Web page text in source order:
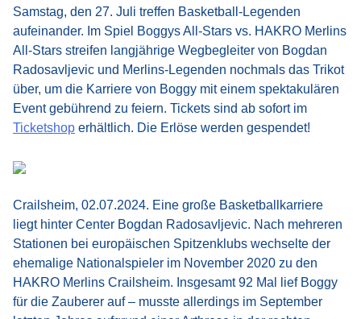
Samstag, den 27. Juli treffen Basketball-Legenden
aufeinander. Im Spiel Boggys All-Stars vs. HAKRO Merlins
All-Stars streifen langjährige Wegbegleiter von Bogdan
Radosavljevic und Merlins-Legenden nochmals das Trikot
über, um die Karriere von Boggy mit einem spektakulären
Event gebührend zu feiern. Tickets sind ab sofort im
Ticketshop erhältlich. Die Erlöse werden gespendet!
Crailsheim, 02.07.2024. Eine große Basketballkarriere
liegt hinter Center Bogdan Radosavljevic. Nach mehreren
Stationen bei europäischen Spitzenklubs wechselte der
ehemalige Nationalspieler im November 2020 zu den
HAKRO Merlins Crailsheim. Insgesamt 92 Mal lief Boggy
für die Zauberer auf – musste allerdings im September